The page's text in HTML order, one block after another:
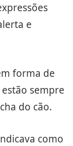
e
forma de
sempre
do cão.
como